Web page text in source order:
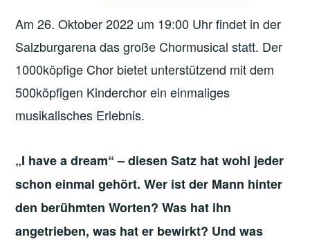
Am 26. Oktober 2022 um 19:00 Uhr findet in der
Salzburgarena das große Chormusical statt. Der
1000köpfige Chor bietet unterstützend mit dem
500köpfigen Kinderchor ein einmaliges
musikalisches Erlebnis.
„I have a dream“ – diesen Satz hat wohl jeder
schon einmal gehört. Wer ist der Mann hinter
den berühmten Worten? Was hat ihn
angetrieben, was hat er bewirkt? Und was